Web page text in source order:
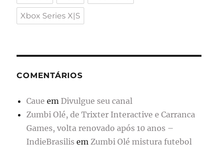
Xbox Series X|S
COMENTÁRIOS
Caue em Divulgue seu canal
Zumbi Olé, de Trixter Interactive e Carranca
Games, volta renovado após 10 anos –
IndieBrasilis em Zumbi Olé mistura futebol